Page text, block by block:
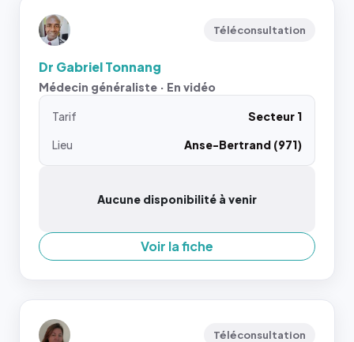
Téléconsultation
Dr Gabriel Tonnang
Médecin généraliste · En vidéo
Tarif
Secteur 1
Lieu
Anse-Bertrand (971)
Aucune disponibilité à venir
Voir la fiche
Téléconsultation